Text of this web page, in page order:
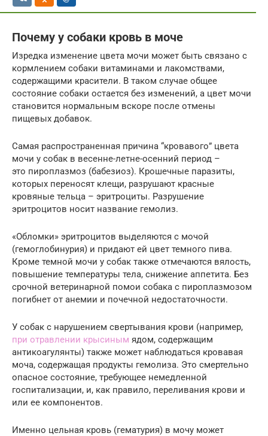
Почему у собаки кровь в моче
Изредка изменение цвета мочи может быть связано с
кормлением собаки витаминами и лакомствами,
содержащими красители. В таком случае общее
состояние собаки остается без изменений, а цвет мочи
становится нормальным вскоре после отмены
пищевых добавок.
Самая распространенная причина “кровавого” цвета
мочи у собак в весенне-летне-осенний период –
это пироплазмоз (бабезиоз). Крошечные паразиты,
которых переносят клещи, разрушают красные
кровяные тельца – эритроциты. Разрушение
эритроцитов носит название гемолиз.
«Обломки» эритроцитов выделяются с мочой
(гемоглобинурия) и придают ей цвет темного пива.
Кроме темной мочи у собак также отмечаются вялость,
повышение температуры тела, снижение аппетита. Без
срочной ветеринарной помои собака с пироплазмозом
погибнет от анемии и почечной недостаточности.
У собак с нарушением свертывания крови (например,
при отравлении крысиным ядом, содержащим
антикоагулянты) также может наблюдаться кровавая
моча, содержащая продукты гемолиза. Это смертельно
опасное состояние, требующее немедленной
госпитализации, и, как правило, переливания крови и
или ее компонентов.
Именно цельная кровь (гематурия) в мочу может